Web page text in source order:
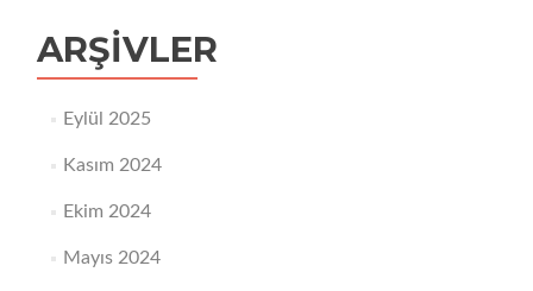
ARŞIVLER
Eylül 2025
Kasım 2024
Ekim 2024
Mayıs 2024